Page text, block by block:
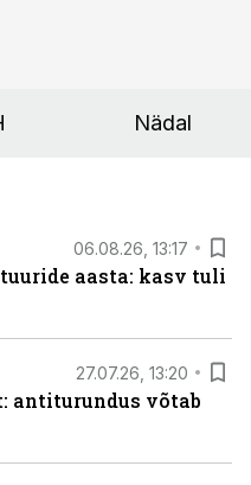
Nädal
06.08.26, 13:17
aasta: kasv tuli
27.07.26, 13:20
antiturundus võtab